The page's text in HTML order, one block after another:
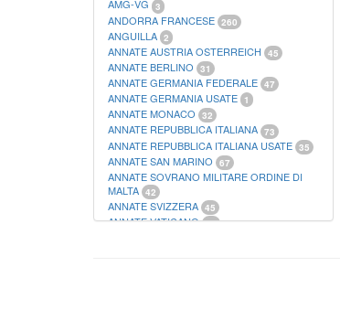
FOGLI MARINI PERIODI SEPARATI
VATICANO 10
FOGLI MARINI REGNO D'ITALIA COLONIE
ITL, 20
MATERIALE FILATELICO MARINI 33
RACCOGLITORI XL 1
AMG-VG 3
ANDORRA FRANCESE 260
ANGUILLA 2
ANNATE AUSTRIA OSTERREICH 45
ANNATE BERLINO 31
ANNATE GERMANIA FEDERALE 47
ANNATE GERMANIA USATE 1
ANNATE MONACO 32
ANNATE REPUBBLICA ITALIANA 73
ANNATE REPUBBLICA ITALIANA USATE 35
ANNATE SAN MARINO 67
ANNATE SOVRANO MILITARE ORDINE DI
MALTA 42
ANNATE SVIZZERA 45
ANNATE VATICANO 64